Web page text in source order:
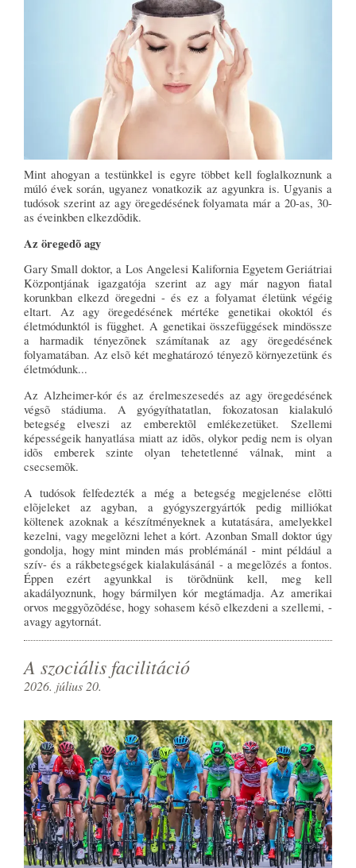
Mint ahogyan a testünkkel is egyre többet kell foglalkoznunk a
múló évek során, ugyanez vonatkozik az agyunkra is. Ugyanis a
tudósok szerint az agy öregedésének folyamata már a 20-as, 30-
as éveinkben elkezdõdik.
Az öregedõ agy
Gary Small doktor, a Los Angelesi Kalifornia Egyetem Geriátriai
Központjának igazgatója szerint az agy már nagyon fiatal
korunkban elkezd öregedni - és ez a folyamat életünk végéig
eltart. Az agy öregedésének mértéke genetikai okoktól és
életmódunktól is függhet. A genetikai összefüggések mindössze
a harmadik tényezõnek számítanak az agy öregedésének
folyamatában. Az elsõ két meghatározó tényezõ környezetünk és
életmódunk...
Az Alzheimer-kór és az érelmeszesedés az agy öregedésének
végsõ stádiuma. A gyógyíthatatlan, fokozatosan kialakuló
betegség elveszi az emberektõl emlékezetüket. Szellemi
képességeik hanyatlása miatt az idõs, olykor pedig nem is olyan
idõs emberek szinte olyan tehetetlenné válnak, mint a
csecsemõk.
A tudósok felfedezték a még a betegség megjelenése elõtti
elõjeleket az agyban, a gyógyszergyártók pedig milliókat
költenek azoknak a készítményeknek a kutatására, amelyekkel
kezelni, vagy megelõzni lehet a kórt. Azonban Small doktor úgy
gondolja, hogy mint minden más problémánál - mint például a
szív- és a rákbetegségek kialakulásánál - a megelõzés a fontos.
Éppen ezért agyunkkal is törõdnünk kell, meg kell
akadályoznunk, hogy bármilyen kór megtámadja. Az amerikai
orvos meggyõzõdése, hogy sohasem késõ elkezdeni a szellemi, -
avagy agytornát.
A szociális facilitáció
2026. július 20.